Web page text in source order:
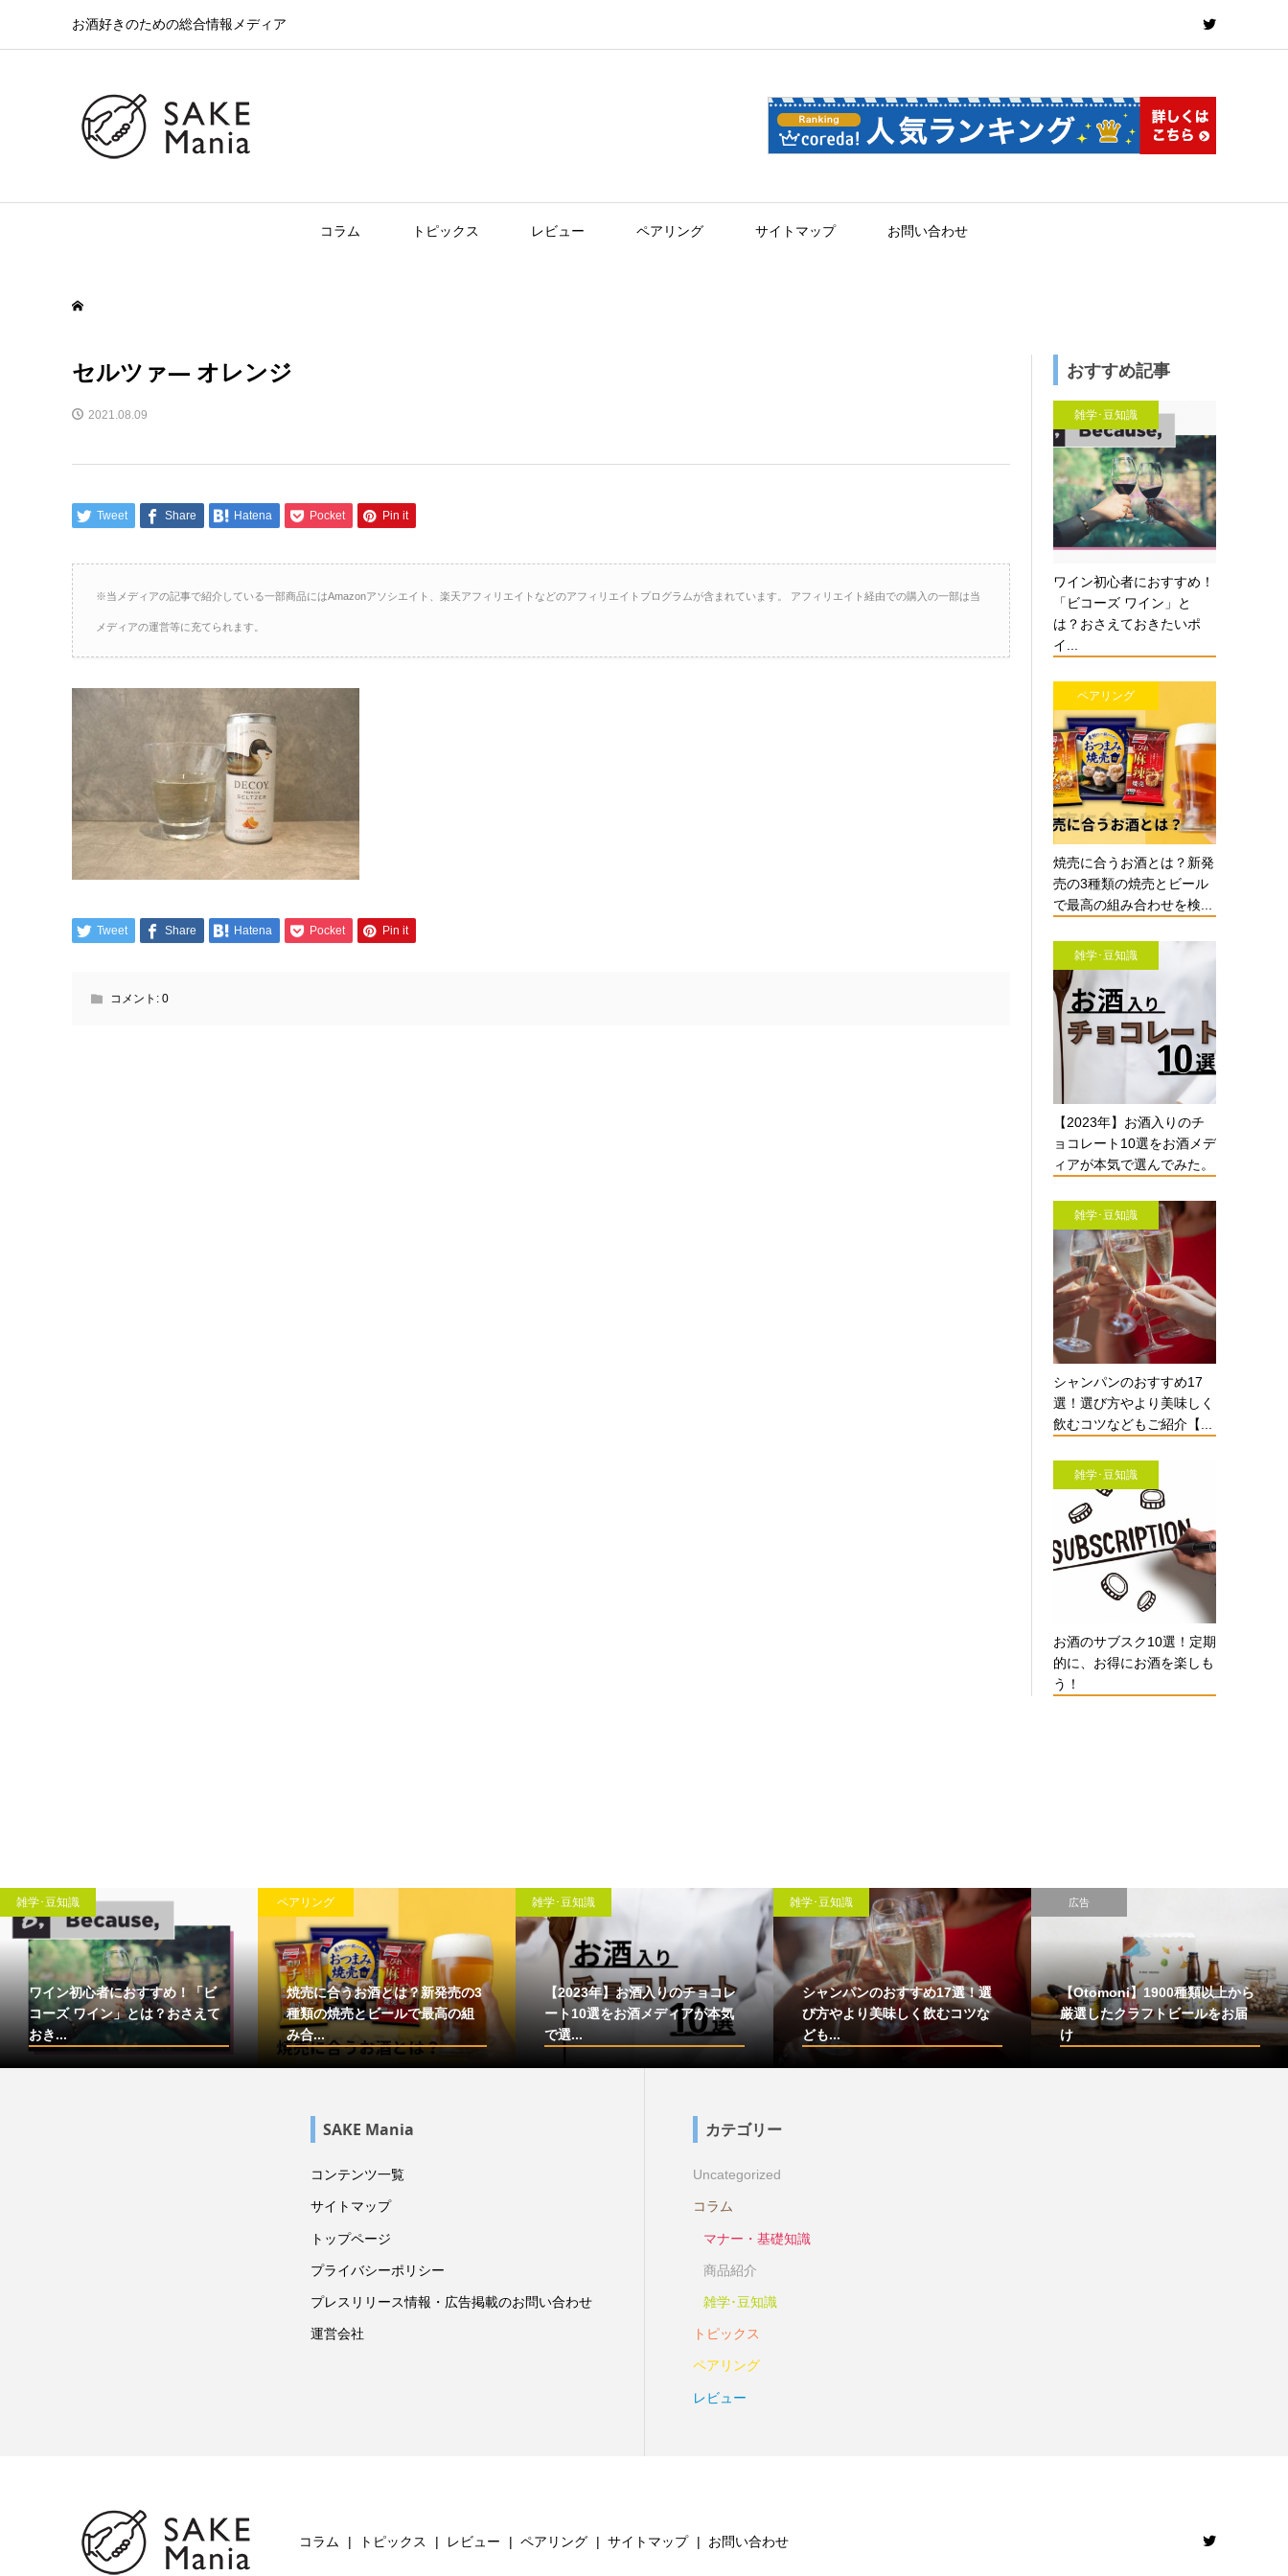
お酒好きのための総合情報メディア
コラム トピックス レビュー ペアリング サイトマップ お問い合わせ
セルツァ― オレンジ
2021.08.09
Tweet Share Hatena Pocket Pin it
※当メディアの記事で紹介している一部商品にはAmazonアソシエイト、楽天アフィリエイトなどのアフィリエイトプログラムが含まれています。 アフィリエイト経由での購入の一部は当
メディアの運営等に充てられます。
Tweet Share Hatena Pocket Pin it
コメント: 0
おすすめ記事
雑学･豆知識
ワイン初心者におすすめ！
「ビコーズ ワイン」と
は？おさえておきたいポ
イ...
ペアリング
焼売に合うお酒とは？新発
売の3種類の焼売とビール
で最高の組み合わせを検...
雑学･豆知識
【2023年】お酒入りのチ
ョコレート10選をお酒メデ
ィアが本気で選んでみた。
雑学･豆知識
シャンパンのおすすめ17
選！選び方やより美味しく
飲むコツなどもご紹介【...
雑学･豆知識
お酒のサブスク10選！定期
的に、お得にお酒を楽しも
う！
雑学･豆知識
ワイン初心者におすすめ！「ビ
コーズ ワイン」とは？おさえて
おき...
ペアリング
焼売に合うお酒とは？新発売の3
種類の焼売とビールで最高の組
み合...
雑学･豆知識
【2023年】お酒入りのチョコレ
ート10選をお酒メディアが本気
で選...
雑学･豆知識
シャンパンのおすすめ17選！選
び方やより美味しく飲むコツな
ども...
広告
【Otomoni】1900種類以上から
厳選したクラフトビールをお届
け
SAKE Mania
コンテンツ一覧
サイトマップ
トップページ
プライバシーポリシー
プレスリリース情報・広告掲載のお問い合わせ
運営会社
カテゴリー
Uncategorized
コラム
マナー・基礎知識
商品紹介
雑学･豆知識
トピックス
ペアリング
レビュー
コラム トピックス レビュー ペアリング サイトマップ お問い合わせ